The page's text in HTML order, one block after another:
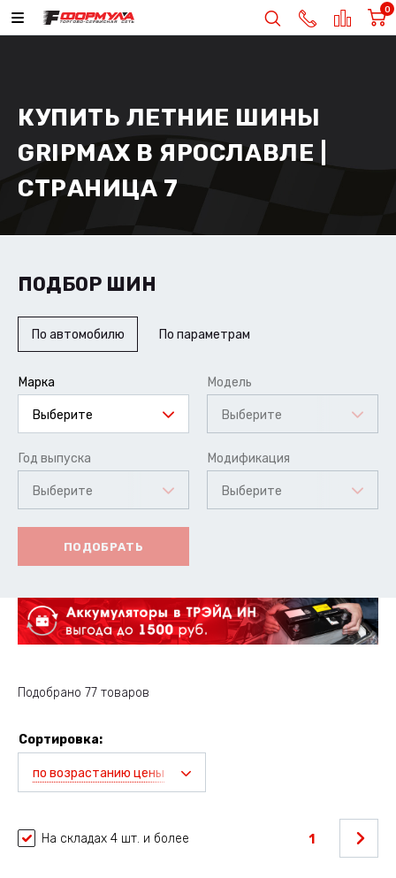
0
КУПИТЬ ЛЕТНИЕ ШИНЫ
GRIPMAX В ЯРОСЛАВЛЕ |
СТРАНИЦА 7
ПОДБОР ШИН
По автомобилю По параметрам
Марка
Выберите
Модель
Выберите
Год выпуска
Выберите
Модификация
Выберите
ПОДОБРАТЬ
Подобрано 77 товаров
Сортировка:
по возрастанию цены
На складах 4 шт. и более 1